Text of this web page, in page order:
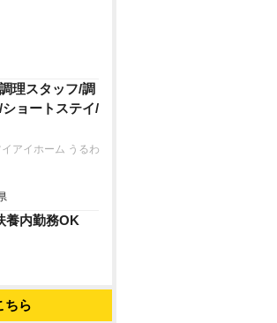
理スタッフ/調
ョートステイ/
アイホーム うるわ
養内勤務OK
ちら